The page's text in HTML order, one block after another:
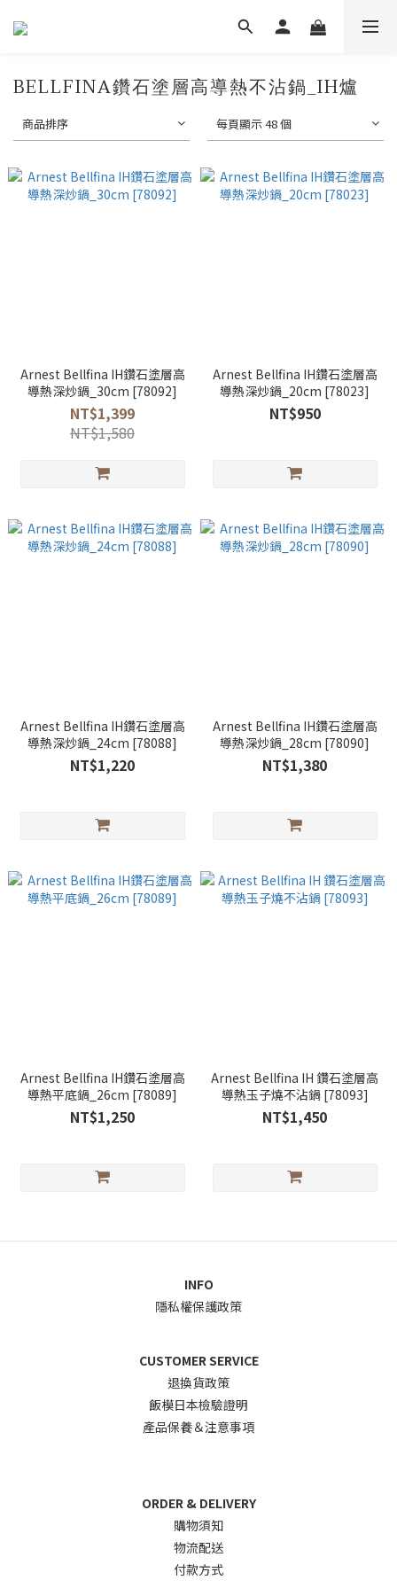
BELLFINA鑽石塗層高導熱不沾鍋_IH爐
商品排序 每頁顯示 48 個
Arnest Bellfina IH鑽石塗層高
導熱深炒鍋_30cm [78092]
NT$1,399
NT$1,580
Arnest Bellfina IH鑽石塗層高
導熱深炒鍋_20cm [78023]
NT$950
Arnest Bellfina IH鑽石塗層高
導熱深炒鍋_24cm [78088]
NT$1,220
Arnest Bellfina IH鑽石塗層高
導熱深炒鍋_28cm [78090]
NT$1,380
Arnest Bellfina IH鑽石塗層高
導熱平底鍋_26cm [78089]
NT$1,250
Arnest Bellfina IH 鑽石塗層高
導熱玉子燒不沾鍋 [78093]
NT$1,450
INFO
隱私權保護政策
CUSTOMER SERVICE
退換貨政策
飯模日本檢驗證明
產品保養＆注意事項
ORDER & DELIVERY
購物須知
物流配送
付款方式